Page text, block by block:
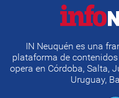
IN Neuquén es una
plataforma de
opera en Córdoba, Salta,
Uruguay,